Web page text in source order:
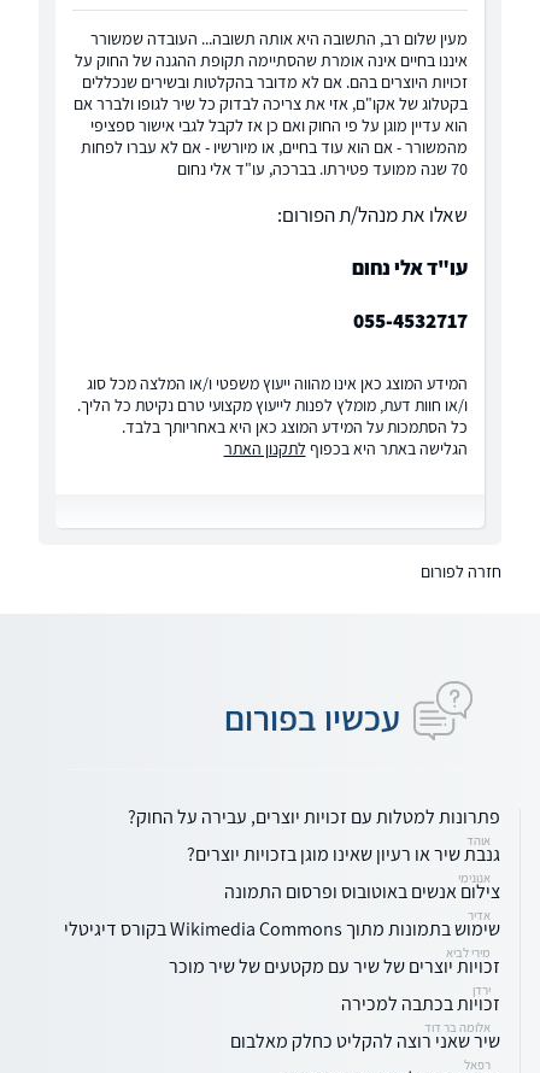
מעין שלום רב, התשובה היא אותה תשובה... העובדה שמשורר
איננו בחיים אינה אומרת שהסתיימה תקופת ההגנה של החוק על
זכויות היוצרים בהם. אם לא מדובר בהקלטות ובשירים שנכללים
בקטלוג של אקו"ם, אזי את צריכה לבדוק כל שיר לגופו ולברר אם
הוא עדיין מוגן על פי החוק ואם כן אז לקבל לגבי אישור ספציפי
מהמשורר - אם הוא עוד בחיים, או מיורשיו - אם לא עברו לפחות
70 שנה ממועד פטירתו. בברכה, עו"ד אלי נחום
שאלו את מנהל/ת הפורום:
עו"ד אלי נחום
055-4532717
המידע המוצג כאן אינו מהווה ייעוץ משפטי ו/או המלצה מכל סוג
ו/או חוות דעת, מומלץ לפנות לייעוץ מקצועי טרם נקיטת כל הליך.
כל הסתמכות על המידע המוצג כאן היא באחריותך בלבד.
הגלישה באתר היא בכפוף לתקנון האתר
חזרה לפורום
עכשיו בפורום
פתרונות למטלות עם זכויות יוצרים, עבירה על החוק?
אוהד
גנבת שיר או רעיון שאינו מוגן בזכויות יוצרים?
אנונימי
צילום אנשים באוטובוס ופרסום התמונה
אדיר
שימוש בתמונות מתוך Wikimedia Commons בקורס דיגיטלי
מירי לביא
זכויות יוצרים של שיר עם מקטעים של שיר מוכר
ירדן
זכויות בכתבה למכירה
אלומה בר דוד
שיר שאני רוצה להקליט כחלק מאלבום
רפאל